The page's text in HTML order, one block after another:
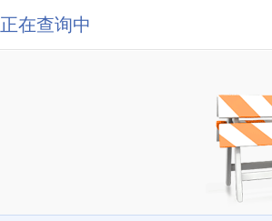
正在查询中